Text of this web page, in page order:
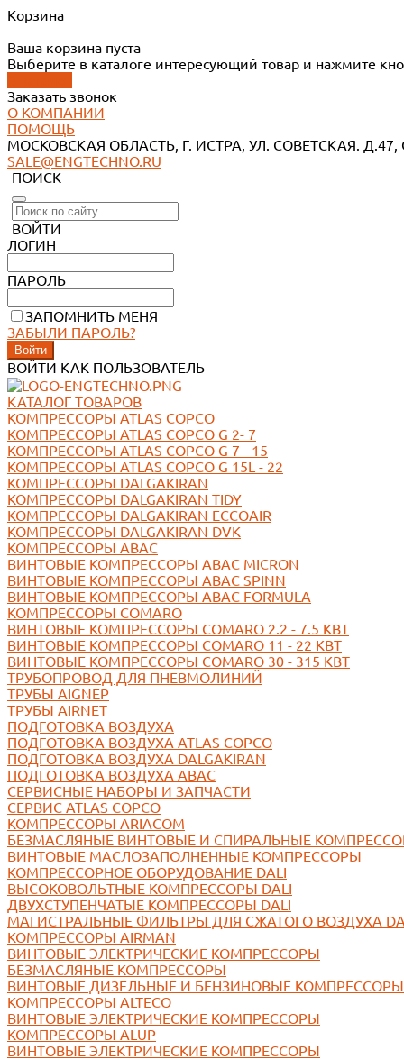
Корзина
Ваша корзина пуста
Выберите в каталоге интересующий товар и нажмите
Заказать звонок
О КОМПАНИИ
ПОМОЩЬ
МОСКОВСКАЯ ОБЛАСТЬ, Г. ИСТРА, УЛ. СОВЕТСКАЯ. Д.47,
SALE@ENGTECHNO.RU
ПОИСК
ВОЙТИ
ЛОГИН
ПАРОЛЬ
ЗАПОМНИТЬ МЕНЯ
ЗАБЫЛИ ПАРОЛЬ?
ВОЙТИ КАК ПОЛЬЗОВАТЕЛЬ
КАТАЛОГ ТОВАРОВ
КОМПРЕССОРЫ ATLAS COPCO
КОМПРЕССОРЫ ATLAS COPCO G 2- 7
КОМПРЕССОРЫ ATLAS COPCO G 7 - 15
КОМПРЕССОРЫ ATLAS COPCO G 15L - 22
КОМПРЕССОРЫ DALGAKIRAN
КОМПРЕССОРЫ DALGAKIRAN TIDY
КОМПРЕССОРЫ DALGAKIRAN ECCOAIR
КОМПРЕССОРЫ DALGAKIRAN DVK
КОМПРЕССОРЫ ABAC
ВИНТОВЫЕ КОМПРЕССОРЫ ABAC MICRON
ВИНТОВЫЕ КОМПРЕССОРЫ ABAC SPINN
ВИНТОВЫЕ КОМПРЕССОРЫ ABAC FORMULA
КОМПРЕССОРЫ COMARO
ВИНТОВЫЕ КОМПРЕССОРЫ COMARO 2.2 - 7.5 КВТ
ВИНТОВЫЕ КОМПРЕССОРЫ COMARO 11 - 22 КВТ
ВИНТОВЫЕ КОМПРЕССОРЫ COMARO 30 - 315 КВТ
ТРУБОПРОВОД ДЛЯ ПНЕВМОЛИНИЙ
ТРУБЫ AIGNEP
ТРУБЫ AIRNET
ПОДГОТОВКА ВОЗДУХА
ПОДГОТОВКА ВОЗДУХА ATLAS COPCO
ПОДГОТОВКА ВОЗДУХА DALGAKIRAN
ПОДГОТОВКА ВОЗДУХА ABAC
СЕРВИСНЫЕ НАБОРЫ И ЗАПЧАСТИ
СЕРВИС ATLAS COPCO
КОМПРЕССОРЫ ARIACOM
БЕЗМАСЛЯНЫЕ ВИНТОВЫЕ И СПИРАЛЬНЫЕ
ВИНТОВЫЕ МАСЛОЗАПОЛНЕННЫЕ КОМПРЕССОРЫ
КОМПРЕССОРНОЕ ОБОРУДОВАНИЕ DALI
ВЫСОКОВОЛЬТНЫЕ КОМПРЕССОРЫ DALI
ДВУХСТУПЕНЧАТЫЕ КОМПРЕССОРЫ DALI
МАГИСТРАЛЬНЫЕ ФИЛЬТРЫ ДЛЯ СЖАТОГО ВОЗДУХА
КОМПРЕССОРЫ AIRMAN
ВИНТОВЫЕ ЭЛЕКТРИЧЕСКИЕ КОМПРЕССОРЫ
БЕЗМАСЛЯНЫЕ КОМПРЕССОРЫ
ВИНТОВЫЕ ДИЗЕЛЬНЫЕ И БЕНЗИНОВЫЕ КОМПРЕССОРЫ
КОМПРЕССОРЫ ALTECO
ВИНТОВЫЕ ЭЛЕКТРИЧЕСКИЕ КОМПРЕССОРЫ
КОМПРЕССОРЫ ALUP
ВИНТОВЫЕ ЭЛЕКТРИЧЕСКИЕ КОМПРЕССОРЫ